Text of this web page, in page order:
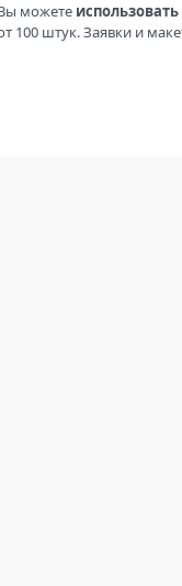
можете
100 штук. Заявки и